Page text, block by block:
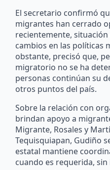
El secretario confirmó
migrantes han cerrado
recientemente,
cambios en las políticas
obstante, precisó que,
migratorio no se ha
personas continúan su
otros puntos del país.
Sobre la relación con
brindan apoyo a
Migrante, Rosales y
Tequisquiapan, Gudiño
estatal mantiene
cuando es requerida,